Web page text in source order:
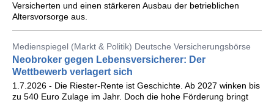
Versicherten und einen stärkeren Ausbau der betrieblichen
Altersvorsorge aus.
Medienspiegel (Markt & Politik) Deutsche Versicherungsbörse
Neobroker gegen Lebensversicherer: Der
Wettbewerb verlagert sich
1.7.2026 - Die Riester-Rente ist Geschichte. Ab 2027 winken bis
zu 540 Euro Zulage im Jahr. Doch die hohe Förderung bringt